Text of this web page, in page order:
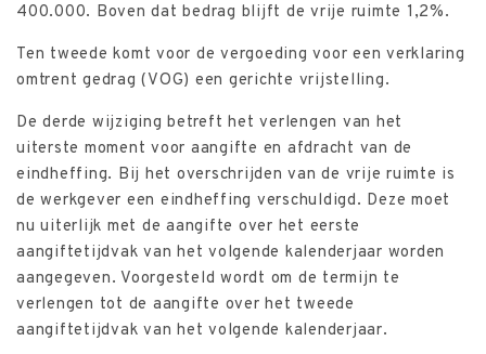
400.000. Boven dat bedrag blijft de vrije ruimte 1,2%.
Ten tweede komt voor de vergoeding voor een verklaring
omtrent gedrag (VOG) een gerichte vrijstelling.
De derde wijziging betreft het verlengen van het
uiterste moment voor aangifte en afdracht van de
eindheffing. Bij het overschrijden van de vrije ruimte is
de werkgever een eindheffing verschuldigd. Deze moet
nu uiterlijk met de aangifte over het eerste
aangiftetijdvak van het volgende kalenderjaar worden
aangegeven. Voorgesteld wordt om de termijn te
verlengen tot de aangifte over het tweede
aangiftetijdvak van het volgende kalenderjaar.